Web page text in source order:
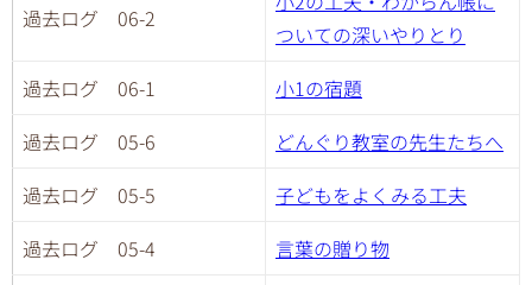
過去ログ 06-2
ついての深いやりとり
過去ログ 06-1
小1の宿題
過去ログ 05-6
どんぐり教室の先生たちへ
過去ログ 05-5
子どもをよくみる工夫
過去ログ 05-4
言葉の贈り物